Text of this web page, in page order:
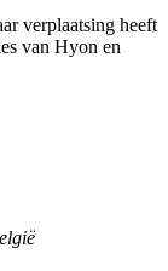
verplaatsing heeft
van Hyon en